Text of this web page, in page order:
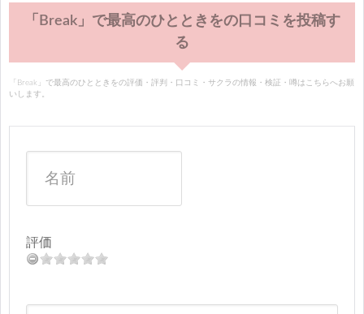
「Break」で最高のひとときをの口コミを投稿す
る
「Break」で最高のひとときをの評価・評判・口コミ・サクラの情報・検証・噂はこちらへお願
いします。
評価